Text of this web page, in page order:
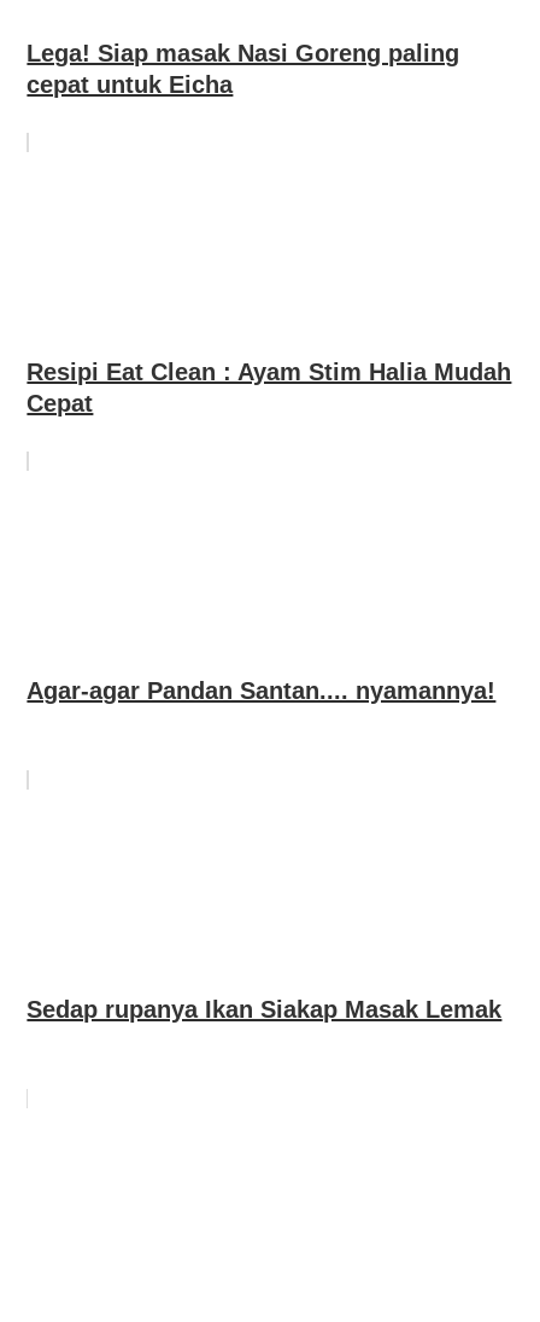
Lega! Siap masak Nasi Goreng paling
cepat untuk Eicha
Resipi Eat Clean : Ayam Stim Halia Mudah
Cepat
Agar-agar Pandan Santan.... nyamannya!
Sedap rupanya Ikan Siakap Masak Lemak